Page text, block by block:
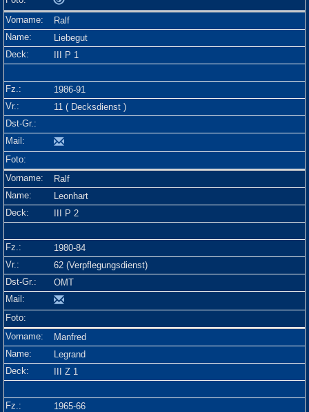
Ralf
Liebegut
III P 1
1986-91
11 ( Decksdienst )
Ralf
Leonhart
III P 2
1980-84
62 (Verpflegungsdienst)
OMT
Manfred
Legrand
III Z 1
1965-66